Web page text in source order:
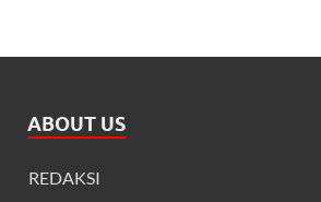
ABOUT US
REDAKSI